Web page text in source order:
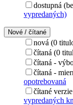
dostupná
vypredaných)
Nové / čítané
nová (0
čítaná (0
čítaná -
čítaná -
opotrebovaná
čítané
vypredaných